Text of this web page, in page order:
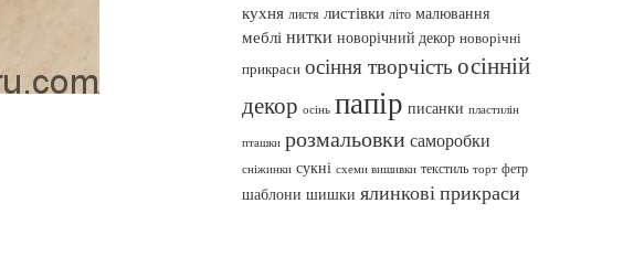
кухня листя листівки літо малювання
меблі нитки новорічний декор новорічні
прикраси осіння творчість осінній
декор осінь папір писанки пластилін
пташки розмальовки саморобки
сніжинки сукні схеми вишивки текстиль торт фетр
шаблони шишки ялинкові прикраси